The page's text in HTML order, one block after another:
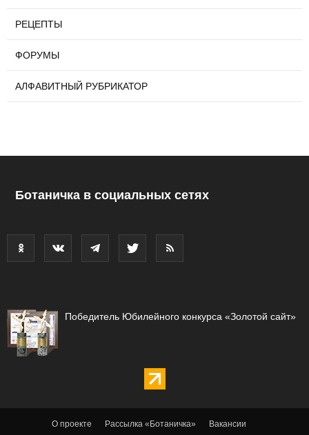
РЕЦЕПТЫ
ФОРУМЫ
АЛФАВИТНЫЙ РУБРИКАТОР
Ботаничка в социальных сетях
Победитель Юбилейного конкурса «Золотой сайт»
О проекте Рассылка «Ботаничка» Вакансии